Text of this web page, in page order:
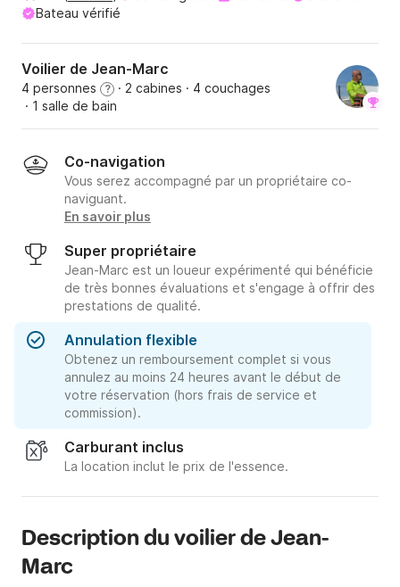
Bateau vérifié
Voilier de Jean-Marc
4 personnes ? · 2 cabines · 4 couchages
· 1 salle de bain
Co-navigation
Vous serez accompagné par un propriétaire co-
naviguant.
En savoir plus
Super propriétaire
Jean-Marc est un loueur expérimenté qui bénéficie
de très bonnes évaluations et s'engage à offrir des
prestations de qualité.
Annulation flexible
Obtenez un remboursement complet si vous
annulez au moins 24 heures avant le début de
votre réservation (hors frais de service et
commission).
Carburant inclus
La location inclut le prix de l'essence.
Description du voilier de Jean-
Marc